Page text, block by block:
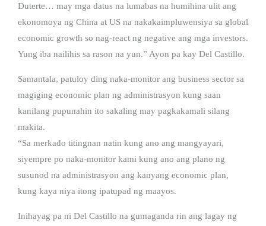
Duterte… may mga datus na lumabas na humihina ulit ang
ekonomoya ng China at US na nakakaimpluwensiya sa global
economic growth so nag-react ng negative ang mga investors.
Yung iba nailihis sa rason na yun.” Ayon pa kay Del Castillo.
Samantala, patuloy ding naka-monitor ang business sector sa
magiging economic plan ng administrasyon kung saan
kanilang pupunahin ito sakaling may pagkakamali silang
makita.
“Sa merkado titingnan natin kung ano ang mangyayari,
siyempre po naka-monitor kami kung ano ang plano ng
susunod na administrasyon ang kanyang economic plan,
kung kaya niya itong ipatupad ng maayos.
Inihayag pa ni Del Castillo na gumaganda rin ang lagay ng